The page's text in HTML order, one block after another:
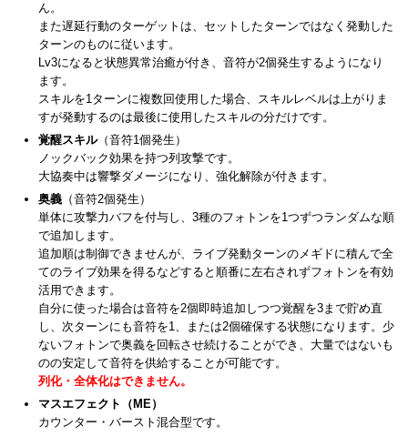
ん。
また遅延行動のターゲットは、セットしたターンではなく発動した
ターンのものに従います。
Lv3になると状態異常治癒が付き、音符が2個発生するようになり
ます。
スキルを1ターンに複数回使用した場合、スキルレベルは上がりま
すが発動するのは最後に使用したスキルの分だけです。
覚醒スキル（音符1個発生）
ノックバック効果を持つ列攻撃です。
大協奏中は響撃ダメージになり、強化解除が付きます。
奥義 （音符2個発生）
単体に攻撃力バフを付与し、3種のフォトンを1つずつランダムな順
で追加します。
追加順は制御できませんが、ライブ発動ターンのメギドに積んで全
てのライブ効果を得るなどすると順番に左右されずフォトンを有効
活用できます。
自分に使った場合は音符を2個即時追加しつつ覚醒を3まで貯め直
し、次ターンにも音符を1、または2個確保する状態になります。少
ないフォトンで奥義を回転させ続けることができ、大量ではないも
のの安定して音符を供給することが可能です。
列化・全体化はできません。
マスエフェクト（ME）
カウンター・バースト混合型です。